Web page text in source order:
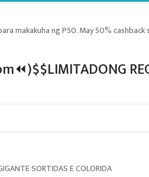
makakuha ng P50. May 50% cashback
SORTIDAS E COLORIDA